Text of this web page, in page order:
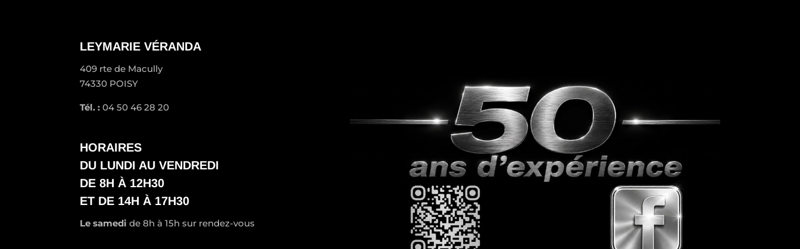
LEYMARIE VÉRANDA
409 rte de Macully
74330 POISY
Tél. : 04 50 46 28 20
HORAIRES
DU LUNDI AU VENDREDI
DE 8H À 12H30
ET DE 14H À 17H30
Le samedi de 8h à 15h sur rendez-vous